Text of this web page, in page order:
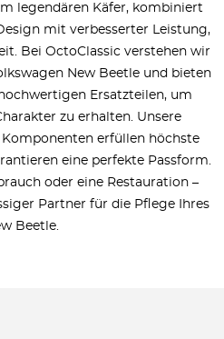
legendären Käfer, kombiniert
mit verbesserter Leistung,
Bei OctoClassic verstehen wir
New Beetle und bieten
Ersatzteilen, um
zu erhalten. Unsere
erfüllen höchste
eine perfekte Passform.
oder eine Restauration –
Partner für die Pflege Ihres
Beetle.